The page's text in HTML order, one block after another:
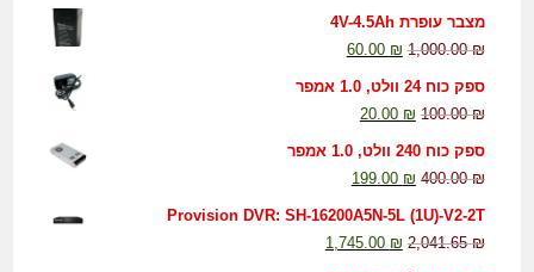
מצבר עופרת 4V-4.5Ah
1,000.00₪
60.00 ₪
ספק כוח 24 וולט, 1.0 אמפר
100.00₪
20.00 ₪
ספק כוח 240 וולט, 1.0 אמפר
400.00₪
199.00 ₪
Provision DVR: SH-16200A5N-5L (1U)-V2-2T
2,041.65₪
1,745.00 ₪